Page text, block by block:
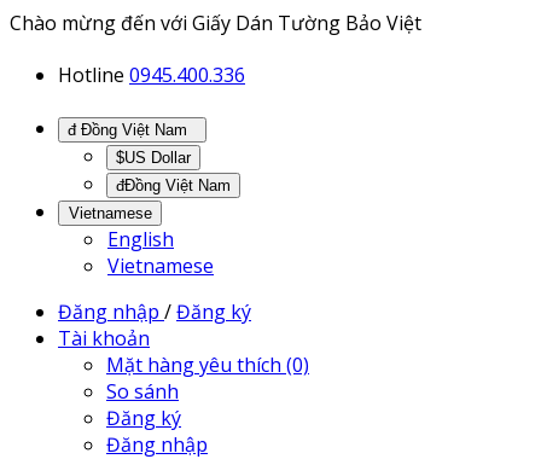
Chào mừng đến với Giấy Dán Tường Bảo Việt
Hotline 0945.400.336
$US Dollar
đĐồng Việt Nam
Vietnamese
English
Vietnamese
Đăng nhập /Đăng ký
Tài khoản
Mặt hàng yêu thích (0)
So sánh
Đăng ký
Đăng nhập